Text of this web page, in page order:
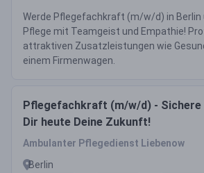
Werde Pflegefachkraft (m/w/d) in Berlin
Pflege mit Teamgeist und Empathie!
attraktiven Zusatzleistungen wie
einem Firmenwagen.
Pflegefachkraft (m/w/d) - Sichere
Dir heute Deine Zukunft!
Ambulanter Pflegedienst Liebenow
Berlin